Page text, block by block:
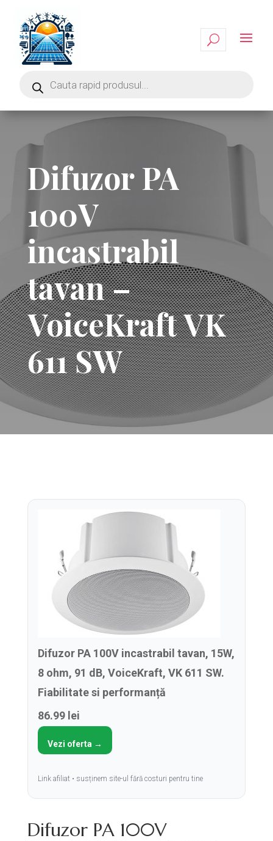
Difuzor PA
100V
incastrabil
tavan –
VoiceKraft VK
611 SW
Difuzor PA 100V incastrabil tavan, 15W,
8 ohm, 91 dB, VoiceKraft, VK 611 SW.
Fiabilitate si performanță
86.99 lei
Vezi oferta →
Link afiliat • susținem site-ul fără costuri pentru tine
Difuzor PA 100V